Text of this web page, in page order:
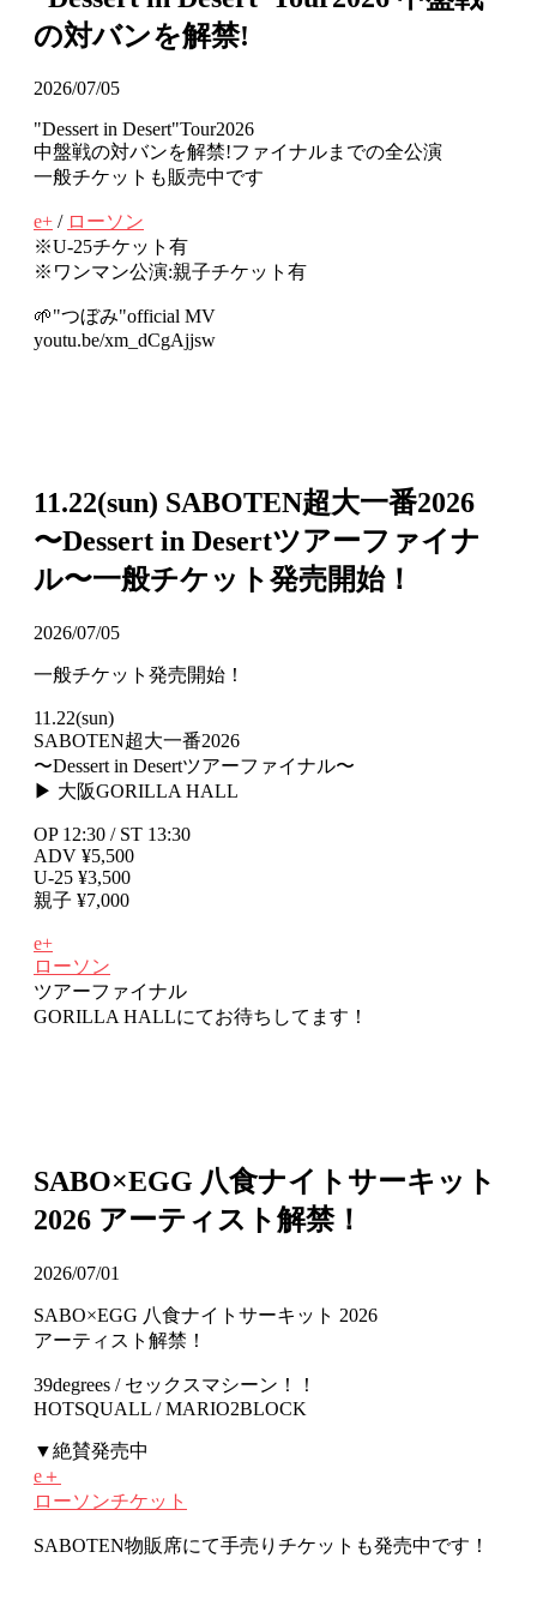
の対バンを解禁!
2026/07/05
"Dessert in Desert"Tour2026
中盤戦の対バンを解禁!ファイナルまでの全公演
一般チケットも販売中です
e+ / ローソン
※U-25チケット有
※ワンマン公演:親子チケット有
🌱"つぼみ"official MV
youtu.be/xm_dCgAjjsw
11.22(sun) SABOTEN超大一番2026
〜Dessert in Desertツアーファイナ
ル〜一般チケット発売開始！
2026/07/05
一般チケット発売開始！
11.22(sun)
SABOTEN超大一番2026
〜Dessert in Desertツアーファイナル〜
▶ 大阪GORILLA HALL
OP 12:30 / ST 13:30
ADV ¥5,500
U-25 ¥3,500
親子 ¥7,000
e+
ローソン
ツアーファイナル
GORILLA HALLにてお待ちしてます！
SABO×EGG 八食ナイトサーキット
2026 アーティスト解禁！
2026/07/01
SABO×EGG 八食ナイトサーキット 2026
アーティスト解禁！
39degrees / セックスマシーン！！
HOTSQUALL / MARIO2BLOCK
▼絶賛発売中
e＋
ローソンチケット
SABOTEN物販席にて手売りチケットも発売中です！